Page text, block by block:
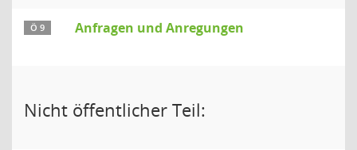
Ö 9 Anfragen und Anregungen
Nicht öffentlicher Teil: